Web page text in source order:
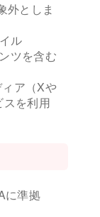
外としま
ル
ツを含む
ア（Xや
を利用
に準拠